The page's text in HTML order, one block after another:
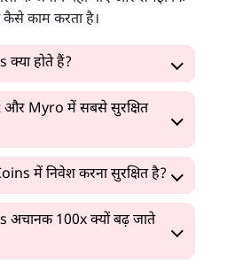
काम करता है।
होते हैं?
Myro में सबसे सुरक्षित
में निवेश करना सुरक्षित है?
अचानक 100x क्यों बढ़ जाते